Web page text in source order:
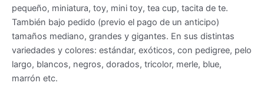
pequeño, miniatura, toy, mini toy, tea cup, tacita de te.
También bajo pedido (previo el pago de un anticipo)
tamaños mediano, grandes y gigantes. En sus distintas
variedades y colores: estándar, exóticos, con pedigree, pelo
largo, blancos, negros, dorados, tricolor, merle, blue,
marrón etc.